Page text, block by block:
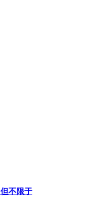
不限于